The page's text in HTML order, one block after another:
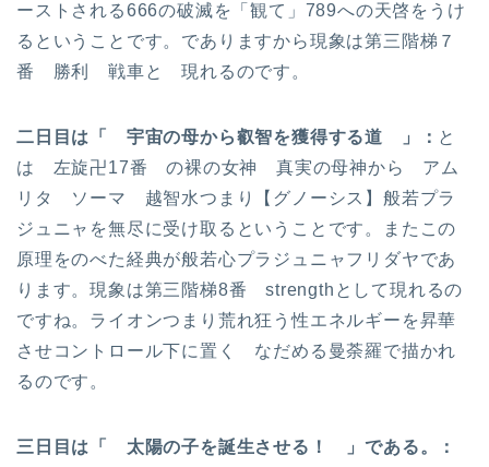
ーストされる666の破滅を「観て」789への天啓をうけ
るということです。でありますから現象は第三階梯７
番 勝利 戦車と 現れるのです。
二日目は「 宇宙の母から叡智を獲得する道 」： と
は 左旋卍17番 の裸の女神 真実の母神から アム
リタ ソーマ 越智水つまり【グノーシス】般若プラ
ジュニャを無尽に受け取るということです。またこの
原理をのべた経典が般若心プラジュニャフリダヤであ
ります。現象は第三階梯8番 strengthとして現れるの
ですね。ライオンつまり荒れ狂う性エネルギーを昇華
させコントロール下に置く なだめる曼荼羅で描かれ
るのです。
三日目は「 太陽の子を誕生させる！ 」である。：